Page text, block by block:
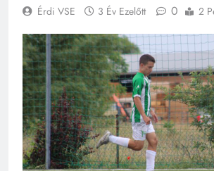
Érdi VSE 3 Év Ezelőtt 0 2